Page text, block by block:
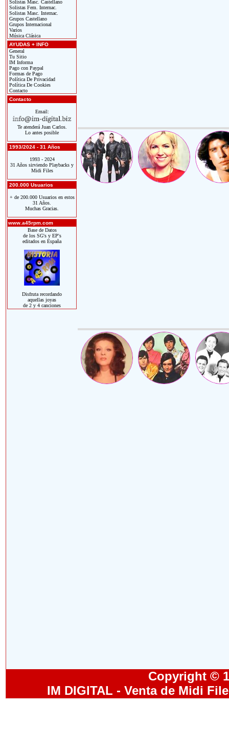
Solistas Masc. Castellano
Solistas Fem. Internac.
Solistas Masc. Internac.
Grupos Castellano
Grupos Internacional
Varios
Música Clásica
AYUDAS + INFO
General
Tu Sitio
IM Informa
Pago con Paypal
Formas de Pago
Política De Privacidad
Política De Cookies
Contacto
Contacto
Email:
Te atenderá Juan Carlos.
Lo antes posible
1993/2024 - 31 Años
1993 - 2024
31 Años sirviendo Playbacks y
Midi Files
200.000 Usuarios
+ de 200.000 Usuarios en estos
31 Años.
Muchas Gracias.
www.a45rpm.com
Base de Datos
de los SG's y EP's
editados en España
Disfruta recordando
aquellas joyas
de 2 y 4 canciones
Copyright ©
IM DIGITAL - Venta de Midi